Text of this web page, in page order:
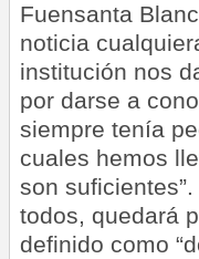
Fuensanta
noticia
institución nos
por darse a
siempre tenía
cuales hemos
son
todos, quedará
definido como